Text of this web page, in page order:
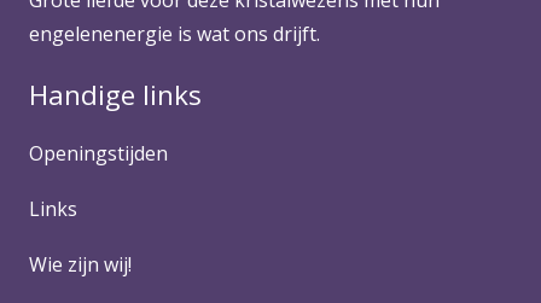
engelenenergie is wat ons drijft.
Handige links
Openingstijden
Links
Wie zijn wij!